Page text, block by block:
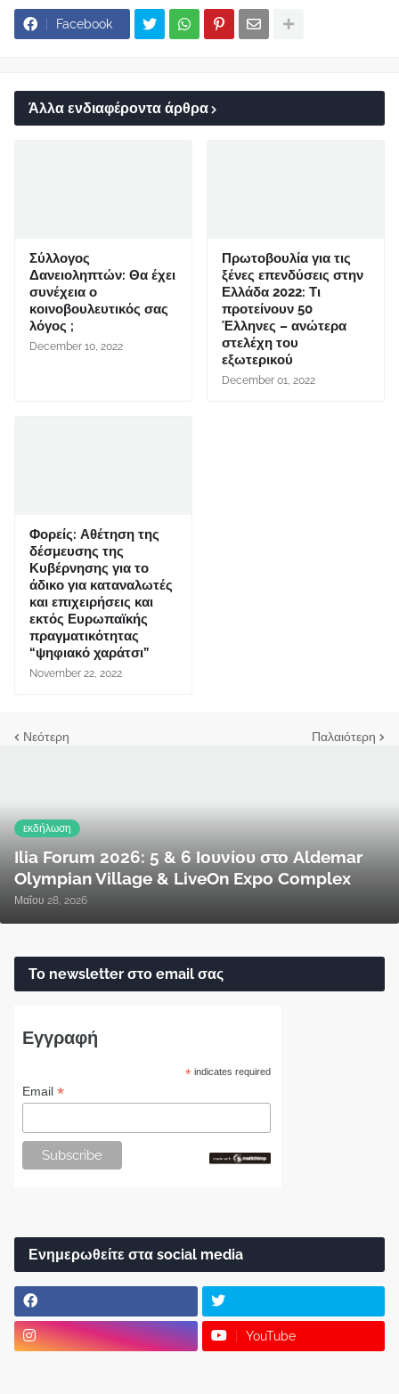
Facebook
Άλλα ενδιαφέροντα άρθρα
Σύλλογος
Δανειοληπτών: Θα έχει
συνέχεια ο
κοινοβουλευτικός σας
λόγος ;
December 10, 2022
Πρωτοβουλία για τις
ξένες επενδύσεις στην
Ελλάδα 2022: Τι
προτείνουν 50
Έλληνες – ανώτερα
στελέχη του
εξωτερικού
December 01, 2022
Φορείς: Αθέτηση της
δέσμευσης της
Κυβέρνησης για το
άδικο για καταναλωτές
και επιχειρήσεις και
εκτός Ευρωπαϊκής
πραγματικότητας
“ψηφιακό χαράτσι”
November 22, 2022
Νεότερη Παλαιότερη
εκδήλωση
Ilia Forum 2026: 5 & 6 Ιουνίου στο Aldemar
Olympian Village & LiveOn Expo Complex
Μαΐου 28, 2026
Το newsletter στο email σας
Εγγραφή
* indicates required
Email *
Ενημερωθείτε στα social media
YouTube